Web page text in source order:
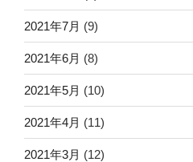
2021年7月 (9)
2021年6月 (8)
2021年5月 (10)
2021年4月 (11)
2021年3月 (12)